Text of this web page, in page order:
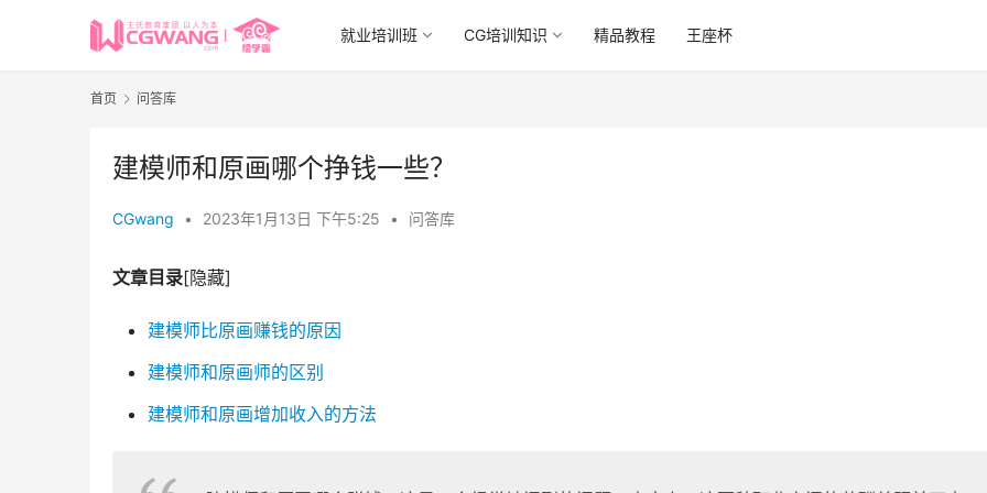
就业培训班 CG培训知识 精品教程 王座杯
首页 问答库
建模师和原画哪个挣钱一些？
CGwang • 2023年1月13日 下午5:25 • 问答库
文章目录[隐藏]
建模师比原画赚钱的原因
建模师和原画师的区别
建模师和原画增加收入的方法